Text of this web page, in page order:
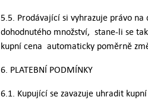
5.5. Prodávající si vyhrazuje právo na
dohodnutého množství, stane-li se
kupní cena automaticky poměrně
6. PLATEBNÍ PODMÍNKY
6.1. Kupující se zavazuje uhradit